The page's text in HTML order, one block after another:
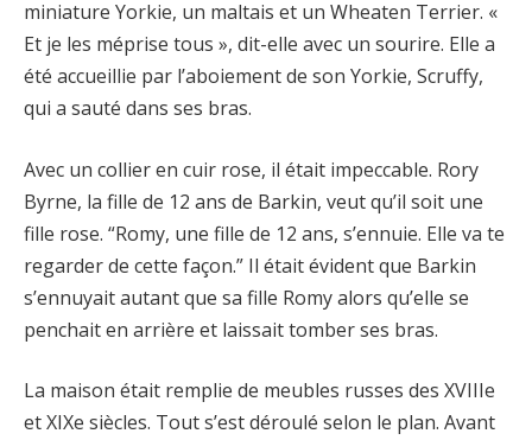
miniature Yorkie, un maltais et un Wheaten Terrier. «
Et je les méprise tous », dit-elle avec un sourire. Elle a
été accueillie par l’aboiement de son Yorkie, Scruffy,
qui a sauté dans ses bras.
Avec un collier en cuir rose, il était impeccable. Rory
Byrne, la fille de 12 ans de Barkin, veut qu’il soit une
fille rose. “Romy, une fille de 12 ans, s’ennuie. Elle va te
regarder de cette façon.” Il était évident que Barkin
s’ennuyait autant que sa fille Romy alors qu’elle se
penchait en arrière et laissait tomber ses bras.
La maison était remplie de meubles russes des XVIIIe
et XIXe siècles. Tout s’est déroulé selon le plan. Avant